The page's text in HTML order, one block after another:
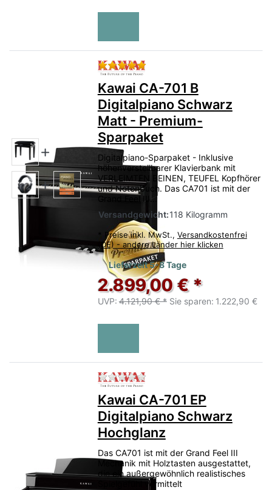
Bewertung: 5 von 5
Kawai CA-701 B
Digitalpiano Schwarz
Matt - Premium-
Sparpaket
Digitalpiano-Sparpaket - Inklusive
höhenverstellbarer Klavierbank mit
VERLEIMTEN BEINEN, TEUFEL Kopfhörer
und Notenbuch. Das CA701 ist mit der
Grand Feel III...
Versandgewicht:118 Kilogramm
Preise inkl. MwSt., Versandkostenfrei
(DE) - andere Länder hier klicken
Lieferzeit 5-8 Tage
2.899,00 € *
UVP: 4.121,90 € * Sie sparen: 1.222,90 €
Zu diesem Produkt liegen
Kawai CA-701 EP
Digitalpiano Schwarz
Hochglanz
Das CA701 ist mit der Grand Feel III
Mechanik mit Holztasten ausgestattet,
die ein außergewöhnlich realistisches
Spielgefühl vermittelt